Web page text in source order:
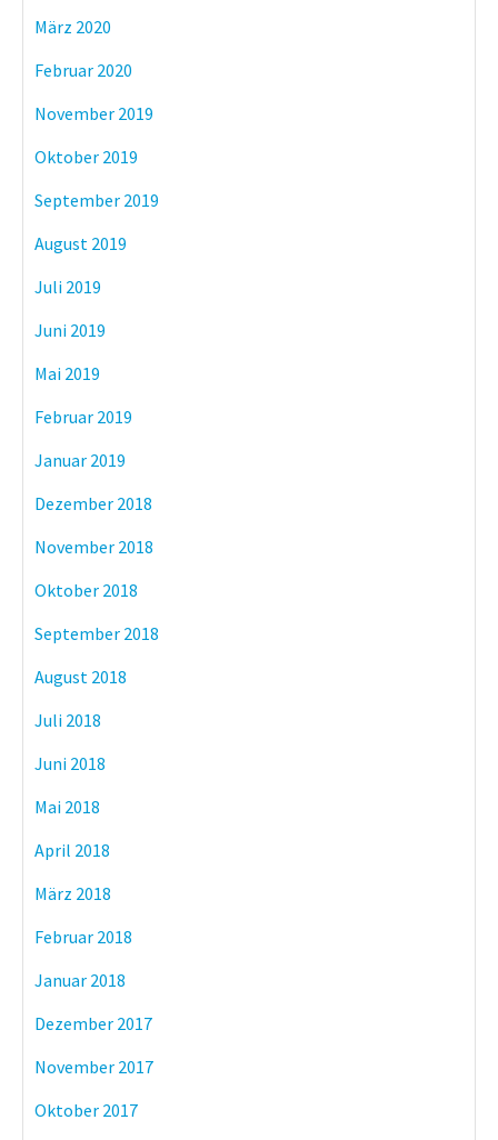
März 2020
Februar 2020
November 2019
Oktober 2019
September 2019
August 2019
Juli 2019
Juni 2019
Mai 2019
Februar 2019
Januar 2019
Dezember 2018
November 2018
Oktober 2018
September 2018
August 2018
Juli 2018
Juni 2018
Mai 2018
April 2018
März 2018
Februar 2018
Januar 2018
Dezember 2017
November 2017
Oktober 2017